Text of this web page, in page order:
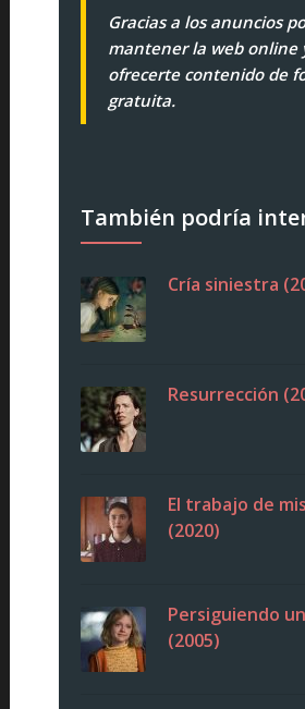
Gracias a los anuncios
mantener la web online
ofrecerte contenido de
gratuita.
También podría
Cría siniestra
Resurrección
El trabajo de
(2020)
Persiguiendo
(2005)